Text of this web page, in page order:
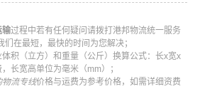
输过程中若有任何疑问请拨打 港邦物流统一服务
们在最短，最快的时间为您解决；
积（立方）和重量（公斤）换算公式：长x宽x
长宽高单位为毫米（mm）；
物流专线价格与运费为参考价格，如需详细资费